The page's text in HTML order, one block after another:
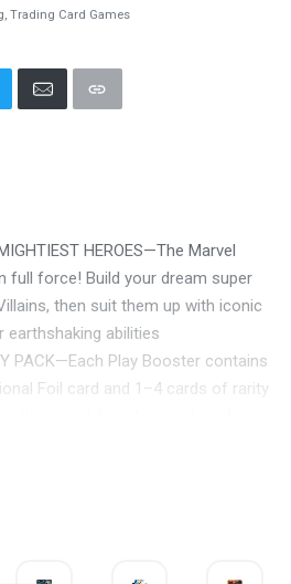
, Trading Card Games
HEROES—The Marvel
full force! Build your dream super
then suit them up with iconic
earthshaking abilities
PACK—Each Play Booster contains
Foil card and 1–4 cards of rarity
alternate art
building decks, playing Limited